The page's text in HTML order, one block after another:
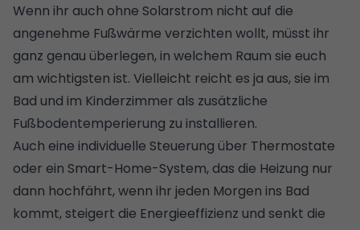
Wenn ihr auch ohne Solarstrom nicht auf die
angenehme Fußwärme verzichten wollt, müsst ihr
ganz genau überlegen, in welchem Raum sie euch
am wichtigsten ist. Vielleicht reicht es ja aus, sie im
Bad und im Kinderzimmer als zusätzliche
Fußbodentemperierung zu installieren.
Auch eine individuelle Steuerung über Thermostate
oder ein Smart-Home-System, das die Heizung nur
dann hochfährt, wenn ihr jeden Morgen ins Bad
kommt, steigert die Energieeffizienz und senkt die